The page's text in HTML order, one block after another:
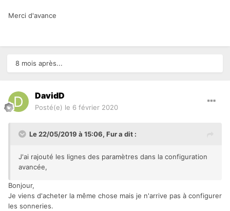
Merci d'avance
8 mois après...
DavidD
Posté(e) le 6 février 2020
Le 22/05/2019 à 15:06, Fura dit :
J'ai rajouté les lignes des paramètres dans la configuration
avancée,
Bonjour,
Je viens d'acheter la même chose mais je n'arrive pas à configurer
les sonneries.